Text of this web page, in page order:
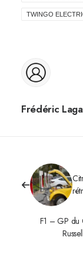
TWINGO
Frédéric
F1 – GP du